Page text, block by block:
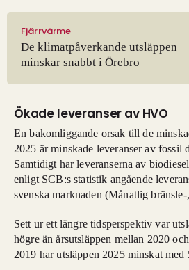
Fjärrvärme
De klimatpåverkande utsläppen
minskar snabbt i Örebro
Ökade leveranser av HVO
En bakomliggande orsak till de
2025 är minskade leveranser av fossil
Samtidigt har leveranserna av
enligt SCB:s statistik angående
svenska marknaden (Månatlig
Sett ur ett längre tidsperspektiv var
högre än årsutsläppen mellan 2020
2019 har utsläppen 2025 minskat med